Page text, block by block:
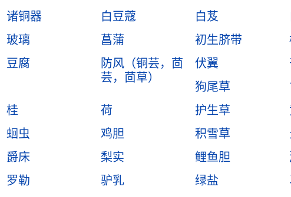
诸铜器
白豆蔻 白芨
玻璃
菖蒲 初生脐带
豆腐
防风（铜芸，茴
芸，茴草）
伏翼
狗尾草
桂
荷 护生草
蛔虫
鸡胆 积雪草
爵床
梨实 鲤鱼胆
罗勒
驴乳 绿盐